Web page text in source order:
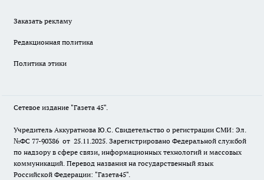
Заказать рекламу
Редакционная политика
Политика этики
Сетевое издание "Газета 45".
Учредитель Аккуратнова Ю.С. Свидетельство о регистрации СМИ: Эл.
№ФС 77-90386 от 25.11.2025. Зарегистрировано Федеральной службой
по надзору в сфере связи, информационных технологий и массовых
коммуникаций. Перевод названия на государственный язык
Российской Федерации: "Газета45".